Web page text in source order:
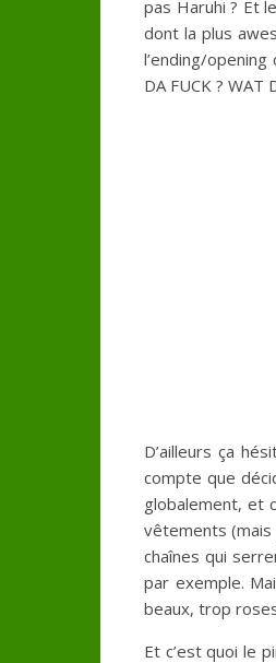
pas Haruhi ? Et
dont la plus
l’ending/
DA FUCK ? WAT
D’ailleurs ça
compte que
globalement, et
vêtements
chaînes qui
par exemple.
beaux, trop
Et c’est quoi le